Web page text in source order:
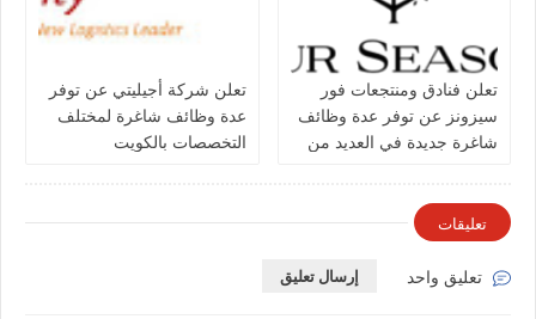
تعلن فنادق ومنتجعات فور
سيزونز‏ عن توفر عدة وظائف
شاغرة جديدة في العديد من
تعلن شركة أجيليتي عن توفر
عدة وظائف شاغرة لمختلف
التخصصات بالكويت
تعليقات
تعليق واحد إرسال تعليق